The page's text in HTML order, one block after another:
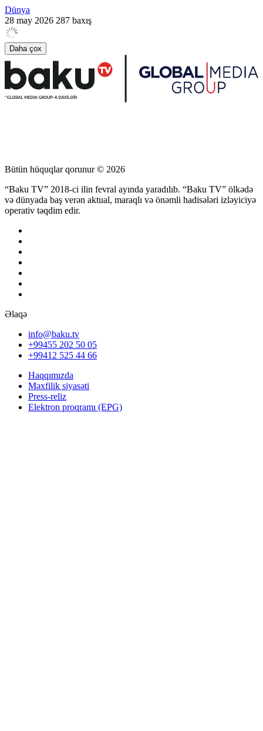
Dünya
28 may 2026 287 baxış
Daha çox
Bütün hüquqlar qorunur © 2026
“Baku TV” 2018-ci ilin fevral ayında yaradılıb. “Baku TV” ölkədə
və dünyada baş verən aktual, maraqlı və önəmli hadisələri izləyiciyə
operativ təqdim edir.
Əlaqə
info@baku.tv
+99455 202 50 05
+99412 525 44 66
Haqqımızda
Məxfilik siyasəti
Press-reliz
Elektron proqramı (EPG)